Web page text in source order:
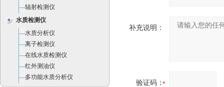
辐射检测仪
水质检测仪
水质分析仪
离子检测仪
在线水质检测仪
红外测油仪
多功能水质分析仪
补充说明：
验证码：